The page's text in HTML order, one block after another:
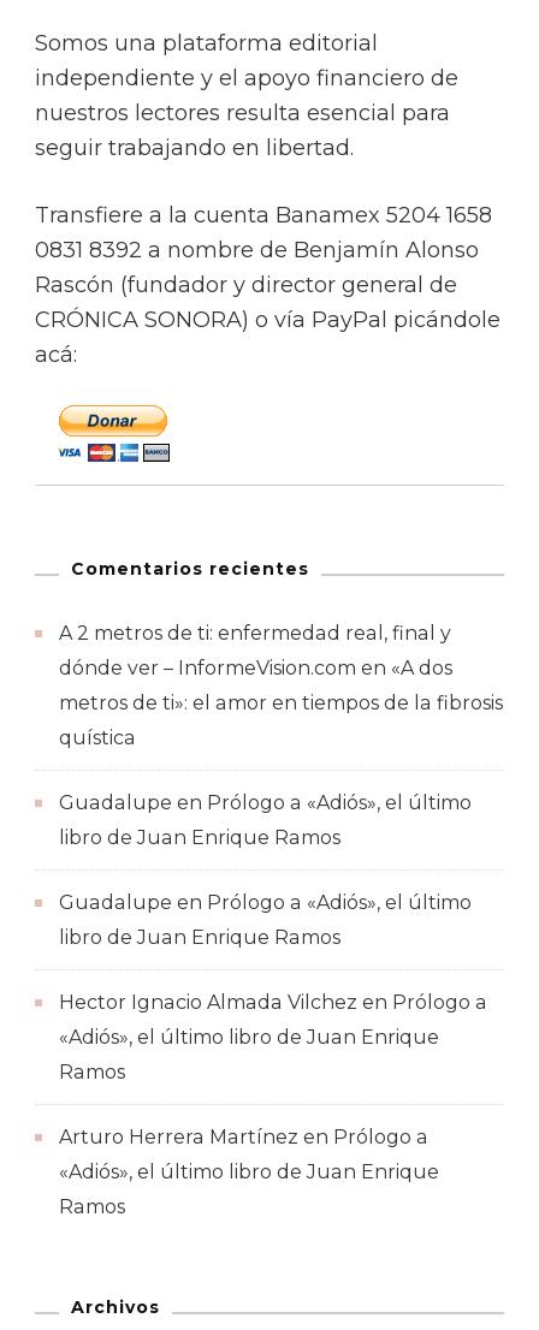
Somos una plataforma editorial
independiente y el apoyo financiero de
nuestros lectores resulta esencial para
seguir trabajando en libertad.
Transfiere a la cuenta Banamex 5204 1658
0831 8392 a nombre de Benjamín Alonso
Rascón (fundador y director general de
CRÓNICA SONORA) o vía PayPal picándole
acá:
Comentarios recientes
A 2 metros de ti: enfermedad real, final y
dónde ver – InformeVision.com en «A dos
metros de ti»: el amor en tiempos de la fibrosis
quística
Guadalupe en Prólogo a «Adiós», el último
libro de Juan Enrique Ramos
Guadalupe en Prólogo a «Adiós», el último
libro de Juan Enrique Ramos
Hector Ignacio Almada Vilchez en Prólogo a
«Adiós», el último libro de Juan Enrique
Ramos
Arturo Herrera Martínez en Prólogo a
«Adiós», el último libro de Juan Enrique
Ramos
Archivos